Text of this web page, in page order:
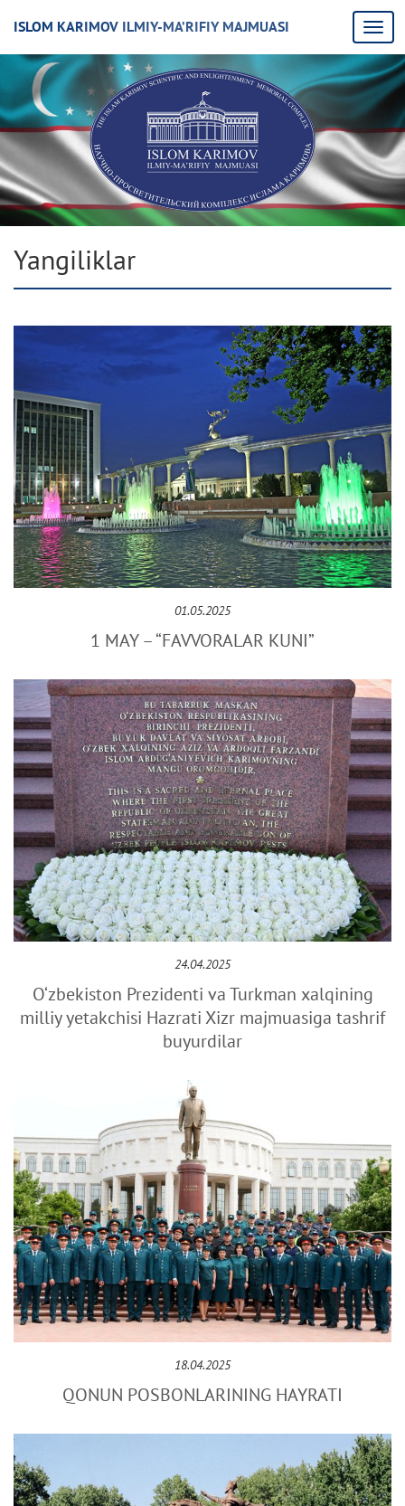
ISLOM KARIMOV ILMIY-MA’RIFIY MAJMUASI
Yangiliklar
01.05.2025
1 MAY – “FAVVORALAR KUNI”
24.04.2025
O‘zbekiston Prezidenti va Turkman xalqining
milliy yetakchisi Hazrati Xizr majmuasiga tashrif
buyurdilar
18.04.2025
QONUN POSBONLARINING HAYRATI